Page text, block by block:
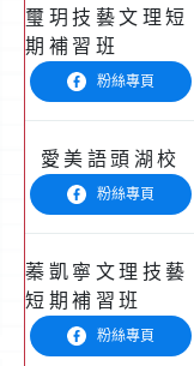
璽玥技藝文理短
期補習班
粉絲專頁
愛美語頭湖校
粉絲專頁
蓁凱寧文理技藝
短期補習班
粉絲專頁